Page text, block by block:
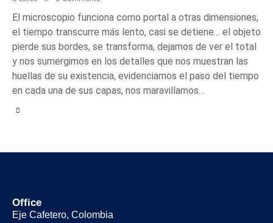
El microscopio funciona como portal a otras dimensiones,
el tiempo transcurre más lento, casi se detiene… el objeto
pierde sus bordes, se transforma, dejamos de ver el total
y nos sumergimos en los detalles que nos muestran las
huellas de su existencia, evidenciamos el paso del tiempo
en cada una de sus capas, nos maravillamos…
Office
Eje Cafetero, Colombia